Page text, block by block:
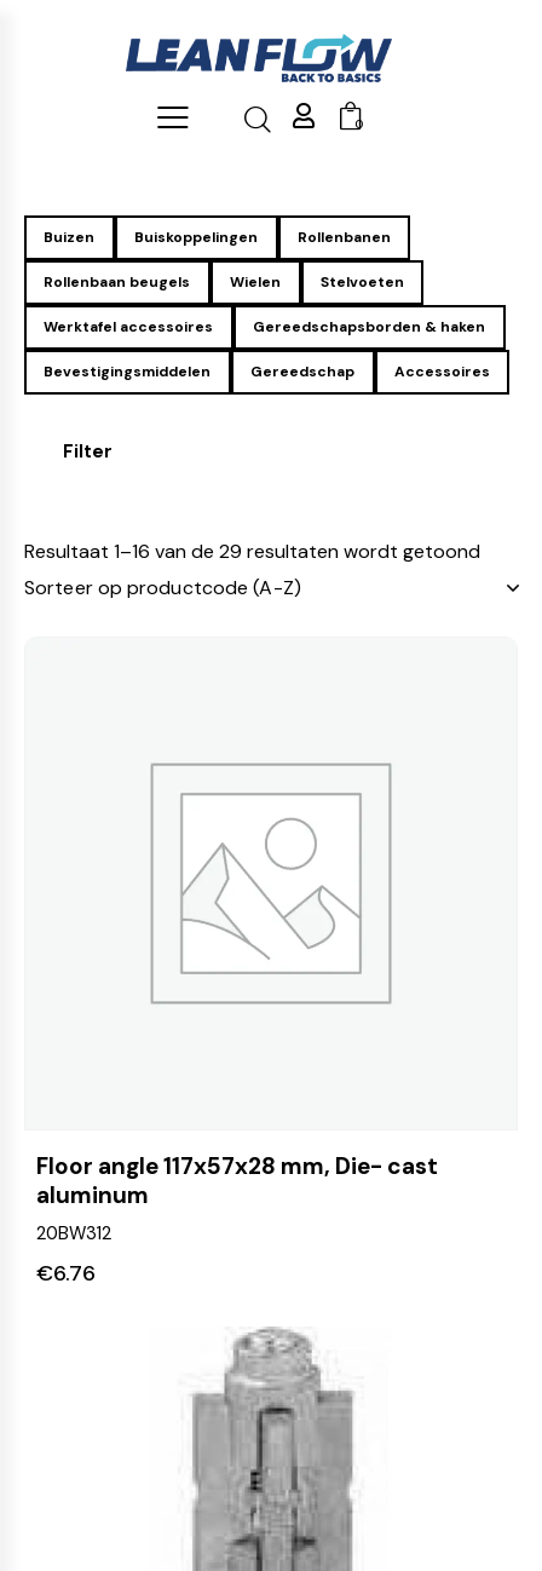
0
Buizen Buiskoppelingen Rollenbanen
Rollenbaan beugels Wielen Stelvoeten
Werktafel accessoires Gereedschapsborden & haken
Bevestigingsmiddelen Gereedschap Accessoires
Filter
Resultaat 1–16 van de 29 resultaten wordt getoond
Floor angle 117x57x28 mm, Die- cast
aluminum
20BW312
€6.76